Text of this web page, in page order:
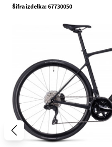
Šifra izdelka: 67730050